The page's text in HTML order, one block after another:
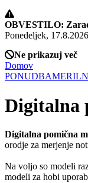
OBVESTILO:
Ponedeljek,
Ne prikazuj več
Domov
PONUDBA
Digitalna
Digitalna pomična
orodje za merjenje
Na voljo so modeli
modeli za hobi